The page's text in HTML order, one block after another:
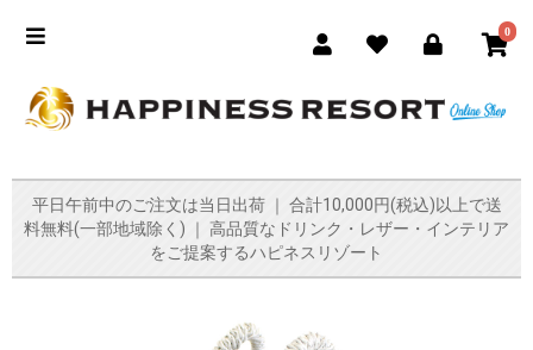
0
平日午前中のご注文は当日出荷 ｜ 合計10,000円(税込)以上で送
料無料(一部地域除く) ｜ 高品質なドリンク・レザー・インテリア
をご提案するハピネスリゾート